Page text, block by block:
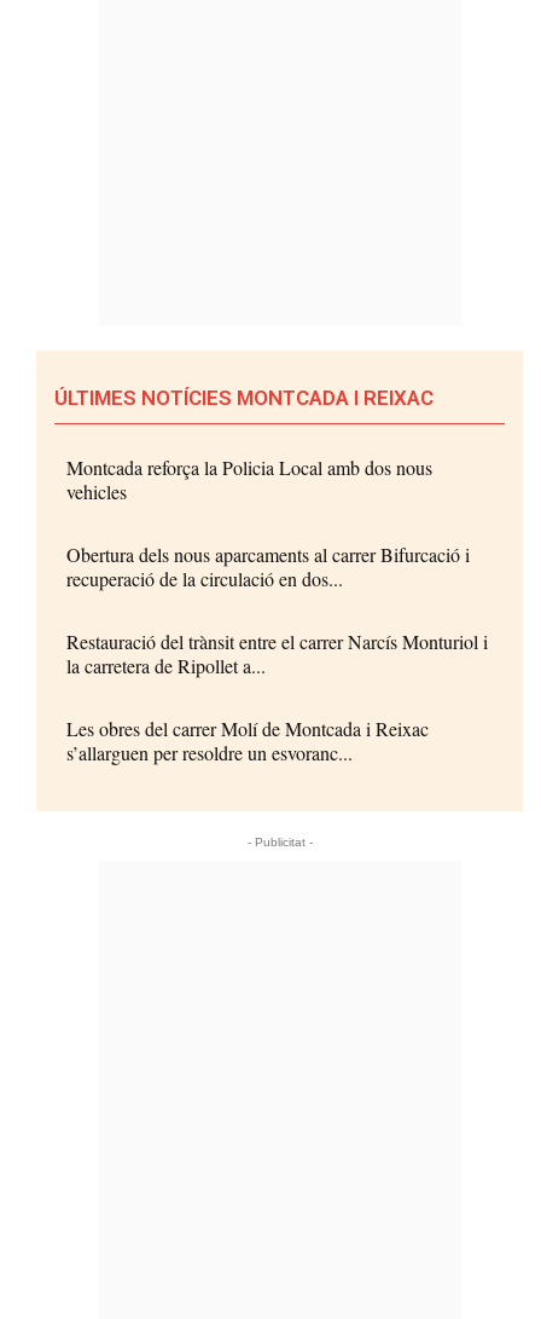
ÚLTIMES NOTÍCIES MONTCADA I REIXAC
Montcada reforça la Policia Local amb dos nous
vehicles
Obertura dels nous aparcaments al carrer Bifurcació i
recuperació de la circulació en dos...
Restauració del trànsit entre el carrer Narcís Monturiol i
la carretera de Ripollet a...
Les obres del carrer Molí de Montcada i Reixac
s’allarguen per resoldre un esvoranc...
- Publicitat -